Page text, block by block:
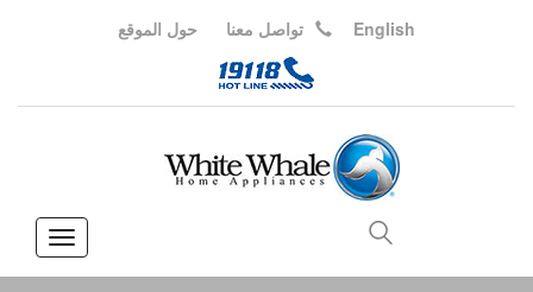
English تواصل معنا حول الموقع
Toggle